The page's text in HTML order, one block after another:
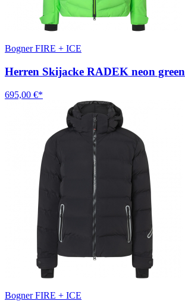
Bogner FIRE + ICE
Herren Skijacke RADEK neon green
695,00 €*
Bogner FIRE + ICE